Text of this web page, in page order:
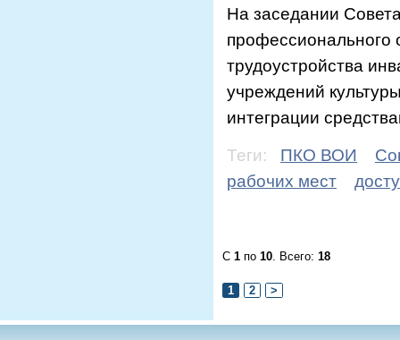
На заседании
профессионального
трудоустройства
учреждений
интеграции
Теги:
ПКО ВОИ
рабочих мест
С 1 по 10. Всего: 18
1 2 >